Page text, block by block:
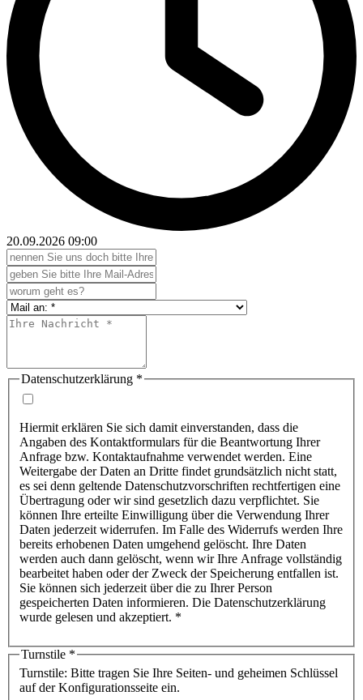
20.09.2026 09:00
Datenschutzerklärung *
Hiermit erklären Sie sich damit einverstanden, dass die
Angaben des Kontaktformulars für die Beantwortung Ihrer
Anfrage bzw. Kontaktaufnahme verwendet werden. Eine
Weitergabe der Daten an Dritte findet grundsätzlich nicht statt,
es sei denn geltende Datenschutzvorschriften rechtfertigen eine
Übertragung oder wir sind gesetzlich dazu verpflichtet. Sie
können Ihre erteilte Einwilligung über die Verwendung Ihrer
Daten jederzeit widerrufen. Im Falle des Widerrufs werden Ihre
bereits erhobenen Daten umgehend gelöscht. Ihre Daten
werden auch dann gelöscht, wenn wir Ihre Anfrage vollständig
bearbeitet haben oder der Zweck der Speicherung entfallen ist.
Sie können sich jederzeit über die zu Ihrer Person
gespeicherten Daten informieren. Die Datenschutzerklärung
wurde gelesen und akzeptiert. *
Turnstile *
Turnstile: Bitte tragen Sie Ihre Seiten- und geheimen Schlüssel
auf der Konfigurationsseite ein.